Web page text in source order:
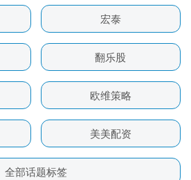
宏泰
翻乐股
欧维策略
美美配资
全部话题标签